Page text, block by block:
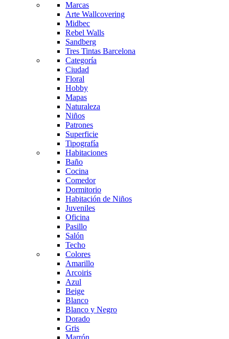
Marcas
Arte Wallcovering
Midbec
Rebel Walls
Sandberg
Tres Tintas Barcelona
Categoría
Ciudad
Floral
Hobby
Mapas
Naturaleza
Niños
Patrones
Superficie
Tipografía
Habitaciones
Baño
Cocina
Comedor
Dormitorio
Habitación de Niños
Juveniles
Oficina
Pasillo
Salón
Techo
Colores
Amarillo
Arcoiris
Azul
Beige
Blanco
Blanco y Negro
Dorado
Gris
Marrón